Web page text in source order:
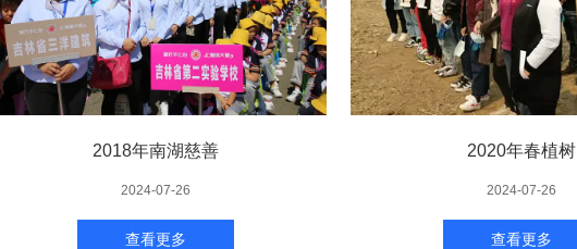
2018年南湖慈善
2024-07-26
查看更多
2020年春植树
2024-07-26
查看更多